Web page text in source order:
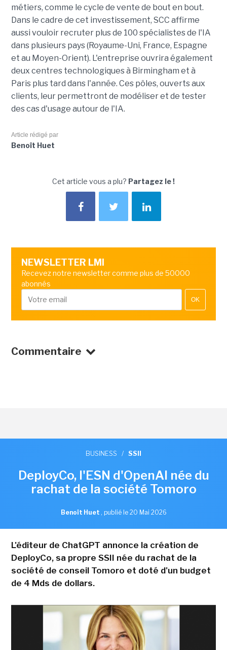
métiers, comme le cycle de vente de bout en bout.
Dans le cadre de cet investissement, SCC affirme
aussi vouloir recruter plus de 100 spécialistes de l'IA
dans plusieurs pays (Royaume-Uni, France, Espagne
et au Moyen-Orient). L'entreprise ouvrira également
deux centres technologiques à Birmingham et à
Paris plus tard dans l'année. Ces pôles, ouverts aux
clients, leur permettront de modéliser et de tester
des cas d'usage autour de l'IA.
Article rédigé par
Benoît Huet
Cet article vous a plu? Partagez le !
NEWSLETTER LMI
Recevez notre newsletter comme plus de 50000
abonnés
OK
Commentaire
BUSINESS / SSII
DeployCo, l'ESN d'OpenAI née du
rachat de la société Tomoro
Benoît Huet , publié le 20 Mai 2026
L'éditeur de ChatGPT annonce la création de
DeployCo, sa propre SSII née du rachat de la
société de conseil Tomoro et doté d'un budget
de 4 Mds de dollars.